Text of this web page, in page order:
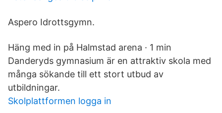
Aspero Idrottsgymn.
Häng med in på Halmstad arena · 1 min
Danderyds gymnasium är en attraktiv skola med
många sökande till ett stort utbud av
utbildningar.
Skolplattformen logga in